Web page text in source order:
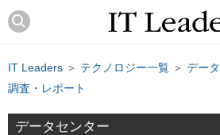
IT Leaders ＞ テクノロジー一覧 ＞ デー
調査・レポート
データセンター